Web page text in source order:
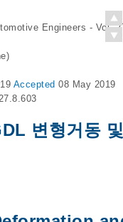
Engineers - Vol.
Accepted 08 May 2019
변형거동